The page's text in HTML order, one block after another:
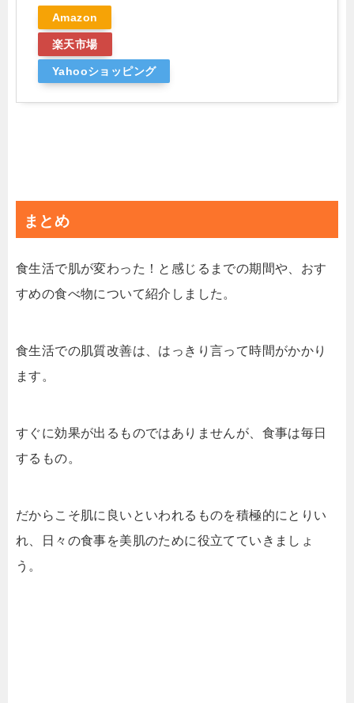
Amazon
楽天市場
Yahooショッピング
まとめ
食生活で肌が変わった！と感じるまでの期間や、おす
すめの食べ物について紹介しました。
食生活での肌質改善は、はっきり言って時間がかかり
ます。
すぐに効果が出るものではありませんが、食事は毎日
するもの。
だからこそ肌に良いといわれるものを積極的にとりい
れ、日々の食事を美肌のために役立てていきましょ
う。